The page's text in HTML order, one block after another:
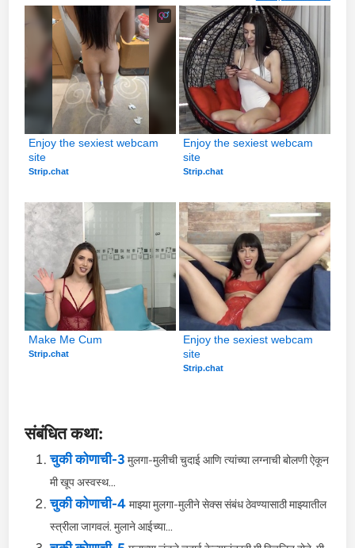
Enjoy the sexiest webcam
site
Strip.chat
Enjoy the sexiest webcam
site
Strip.chat
Make Me Cum
Strip.chat
Enjoy the sexiest webcam
site
Strip.chat
संबंधित कथा:
चुकी कोणाची-3 मुलगा-मुलीची चुदाई आणि त्यांच्या लग्नाची बोलणी ऐकून
मी खूप अस्वस्थ...
चुकी कोणाची-4 माझ्या मुलगा-मुलीने सेक्स संबंध ठेवण्यासाठी माझ्यातील
स्त्रीला जागवलं. मुलाने आईच्या...